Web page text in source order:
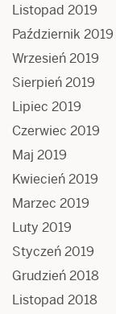
Listopad 2019
Październik 2019
Wrzesień 2019
Sierpień 2019
Lipiec 2019
Czerwiec 2019
Maj 2019
Kwiecień 2019
Marzec 2019
Luty 2019
Styczeń 2019
Grudzień 2018
Listopad 2018